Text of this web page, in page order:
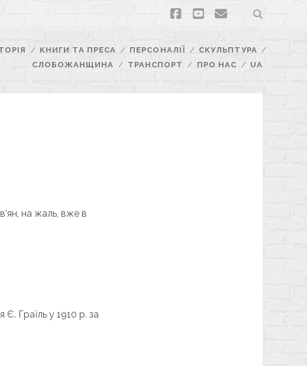
facebook
youtubeemail
КНИГИ ТА ПРЕСА ПЕРСОНАЛІЇ
СКУЛЬПТУРА
СЛОБОЖАНЩИНА
ТРАНСПОРТ ПРО НАС UA
на жаль, вже в
Граїль у 1910 р. за